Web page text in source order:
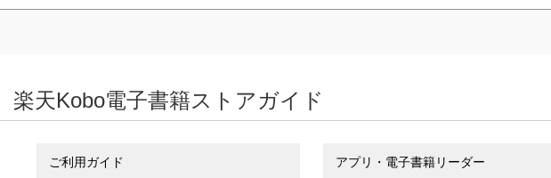
楽天Kobo電子書籍ストアガイド
ご利用ガイド アプリ・電子書籍リーダー